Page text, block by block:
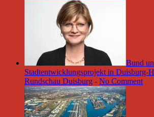
Bund
Stadtentwicklungsprojekt in Duisburg-
Rundschau Duisburg - No Comment